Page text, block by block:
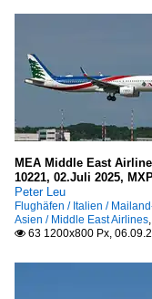
London
Schweiz
Geneve
Zürich
2023
2025
2026
MEA Middle East
10221, 02.Juli 2025,
Peter Leu
Flughäfen / Italien /
Asien / Middle East Airlines,
 63 1200x800 Px,